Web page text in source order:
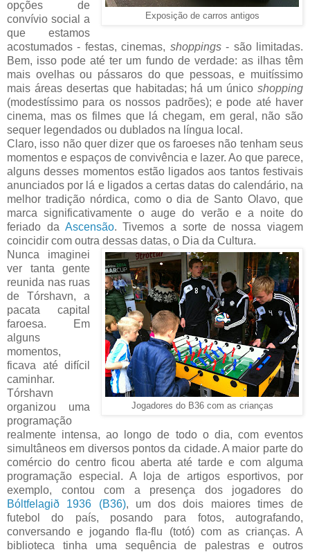
Exposição de carros antigos
opções de
convívio social a
que estamos
acostumados - festas, cinemas, shoppings- são limitadas.
Bem, isso pode até ter um fundo de verdade: as ilhas têm
mais ovelhas ou pássaros do que pessoas, e muitíssimo
mais áreas desertas que habitadas; há um único shopping
(modestíssimo para os nossos padrões); e pode até haver
cinema, mas os filmes que lá chegam, em geral, não são
sequer legendados ou dublados na língua local.
Claro, isso não quer dizer que os faroeses não tenham seus
momentos e espaços de convivência e lazer. Ao que parece,
alguns desses momentos estão ligados aos tantos festivais
anunciados por lá e ligados a certas datas do calendário, na
melhor tradição nórdica, como o dia de Santo Olavo, que
marca significativamente o auge do verão e a noite do
feriado da Ascensão. Tivemos a sorte de nossa viagem
coincidir com outra dessas datas, o Dia da Cultura.
Jogadores do B36 com as crianças
Nunca imaginei
ver tanta gente
reunida nas ruas
de Tórshavn, a
pacata capital
faroesa. Em
alguns
momentos,
ficava até difícil
caminhar.
Tórshavn
organizou uma
programação
realmente intensa, ao longo de todo o dia, com eventos
simultâneos em diversos pontos da cidade. A maior parte do
comércio do centro ficou aberta até tarde e com alguma
programação especial. A loja de artigos esportivos, por
exemplo, contou com a presença dos jogadores do
Bóltfelagið 1936 (B36), um dos dois maiores times de
futebol do país, posando para fotos, autografando,
conversando e jogando fla-flu (totó) com as crianças. A
biblioteca tinha uma sequência de palestras e outros